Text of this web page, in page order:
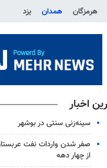
هرمزگان همدان یزد
اخبار
سینه‌زنی سنتی در بوشهر
صفر شدن واردات نفت
از چهار دهه